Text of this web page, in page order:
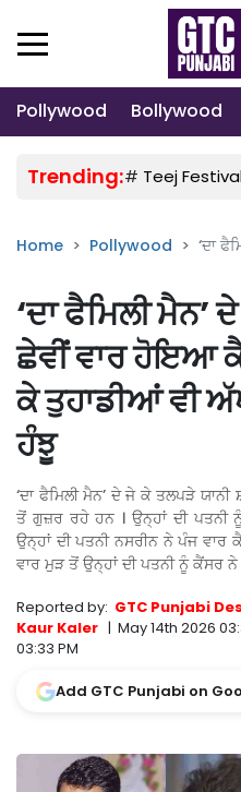
Pollywood Bollywood
Trending:# Teej
Home Pollywood ‘ਦਾ
‘ਦਾ ਫੈਮਿਲੀ ਮੈਨ’
ਛੇਵੀਂ ਵਾਰ ਹੋਇਆ
ਕੇ ਤੁਹਾਡੀਆਂ ਵੀ
ਹੰਝੂ
‘ਦਾ ਫੈਮਿਲੀ ਮੈਨ’ ਦੇ ਜੇ ਕੇ ਤਲਪੜੇ
ਤੋਂ ਗੁਜ਼ਰ ਰਹੇ ਹਨ । ਉਨ੍ਹਾਂ ਦੀ ਪਤਨੀ
ਉਨ੍ਹਾਂ ਦੀ ਪਤਨੀ ਨਸਰੀਨ ਨੇ ਪੰਜ ਵਾਰ
ਵਾਰ ਮੁੜ ਤੋਂ ਉਨ੍ਹਾਂ ਦੀ ਪਤਨੀ ਨੂੰ ਕੈਂਸਰ
Reported by: GTC Punjabi
Kaur Kaler | May 14th 2026
03:33 PM
Add GTC Punjabi on